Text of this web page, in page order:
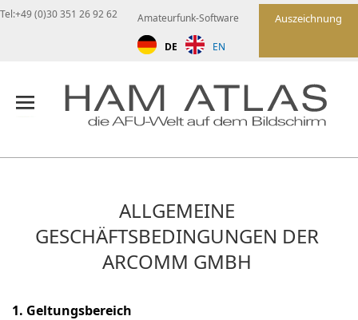
Auszeichnung
Amateurfunk-Software
DE EN
Tel:+49 (0)30 351 26 92 62
ALLGEMEINE
GESCHÄFTSBEDINGUNGEN DER
ARCOMM GMBH
1. Geltungsbereich